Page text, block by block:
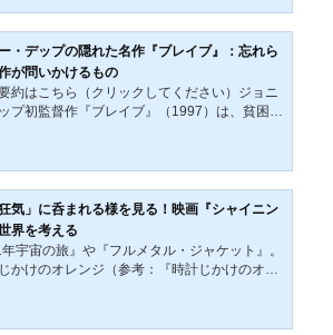
、拷問、精神的トラウマなどに関わる表現が
す。こうした描写に心理的負担を感じる可能
方は、閲覧をご遠慮いただくか、十分にご留
お読みください。表の世界では、誰もが無垢
誰もが罪を隠している。しかし一歩、地下へ
踏み入れたとき、そこには欲望と暴力が制度化
・デップの隠れた名作『ブレイブ』：忘れら
が問いかけるもの
約はこちら（クリックしてください）ジョニ
プ初監督作『ブレイブ』（1997）は、貧困と
る物語。マーロン・ブランド演じる富豪マッ
の死生観や、ラファエルが家族と向き合い遊
る姿が描かれる。貧困と尊厳、勇敢さと生死
普遍的なテーマは、現代アメリカの格差問題
応する。忘れられた傑作が投げかける問いを、
て考えたい。（日々の生活の）状況は万事休す
気」に呑まれる様を見る！映画『シャイニン
界を考える
年宇宙の旅』や『フルメタル・ジャケット』。
じかけのオレンジ（参考：『時計じかけのオレ
品は、映画監督スタンリー・キューブリック